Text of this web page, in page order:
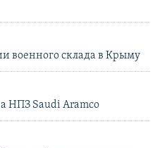
военного склада в Крыму
НПЗ Saudi Aramco